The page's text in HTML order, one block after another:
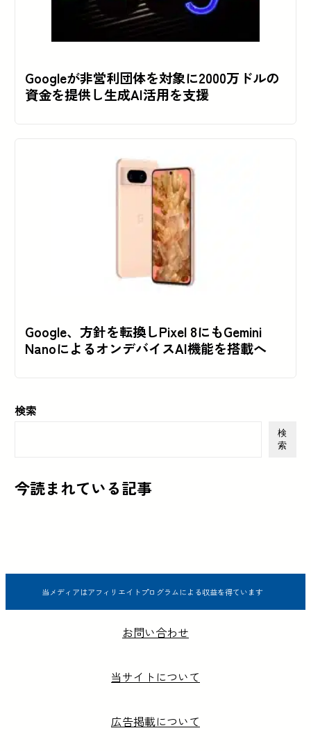
Googleが非営利団体を対象に2000万ドルの
資金を提供し生成AI活用を支援
Google、方針を転換しPixel 8にもGemini
NanoによるオンデバイスAI機能を搭載へ
検索
検
索
今読まれている記事
当メディアはアフィリエイトプログラムによる収益を得ています
お問い合わせ
当サイトについて
広告掲載について